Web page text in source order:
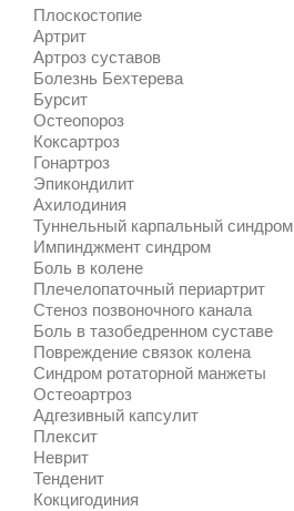
Плоскостопие
Артрит
Артроз суставов
Болезнь Бехтерева
Бурсит
Остеопороз
Коксартроз
Гонартроз
Эпикондилит
Ахилодиния
Туннельный карпальный синдром
Импинджмент синдром
Боль в колене
Плечелопаточный периартрит
Стеноз позвоночного канала
Боль в тазобедренном суставе
Повреждение связок колена
Синдром ротаторной манжеты
Остеоартроз
Адгезивный капсулит
Плексит
Неврит
Тенденит
Кокцигодиния